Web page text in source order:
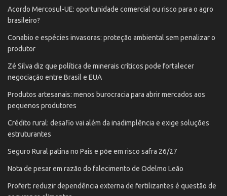
Acordo Mercosul-UE: oportunidade comercial ou risco para o agro
brasileiro?
Conabio e espécies invasoras: proteção ambiental sem penalizar o
produtor
Zé Silva diz que política de minerais críticos pode fortalecer
negociação entre Brasil e EUA
Produtos artesanais: menos burocracia para abrir mercados aos
pequenos produtores
Crédito rural: desafio vai além da inadimplência e exige soluções
estruturantes
Seguro Rural patina no País e põe em risco safra 26/27
Nota de pesar em razão do falecimento de Odelmo Leão
Profert: reduzir dependência externa de fertilizantes é questão de